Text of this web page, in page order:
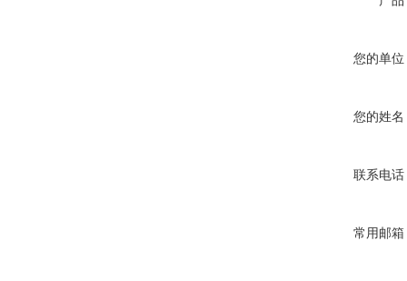
您的单位
您的姓名
联系电话
常用邮箱